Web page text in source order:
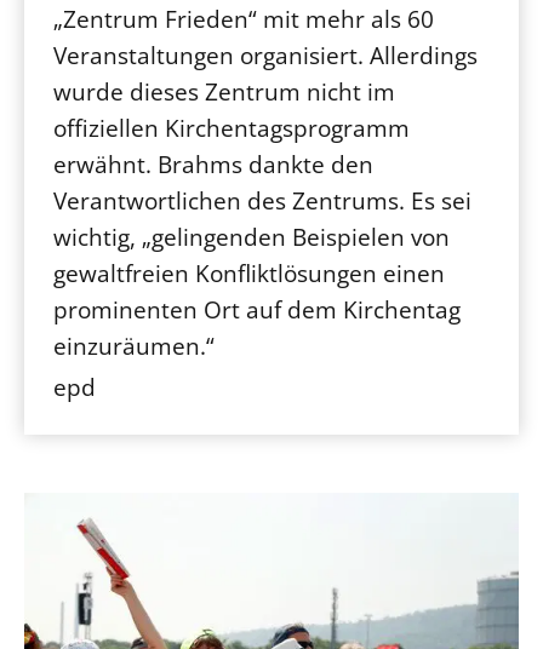
„Zentrum Frieden“ mit mehr als 60
Veranstaltungen organisiert. Allerdings
wurde dieses Zentrum nicht im
offiziellen Kirchentagsprogramm
erwähnt. Brahms dankte den
Verantwortlichen des Zentrums. Es sei
wichtig, „gelingenden Beispielen von
gewaltfreien Konfliktlösungen einen
prominenten Ort auf dem Kirchentag
einzuräumen.“
epd